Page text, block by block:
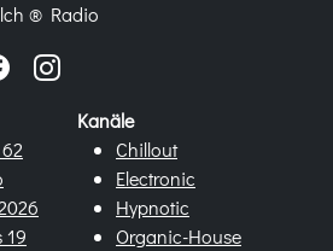
® Radio
19
Kanäle
Chillout
Electronic
Hypnotic
Organic-House